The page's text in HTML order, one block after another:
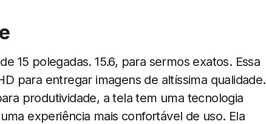
15 polegadas. 15.6, para sermos exatos. Essa
para entregar imagens de altíssima qualidade.
produtividade, a tela tem uma tecnologia
experiência mais confortável de uso. Ela